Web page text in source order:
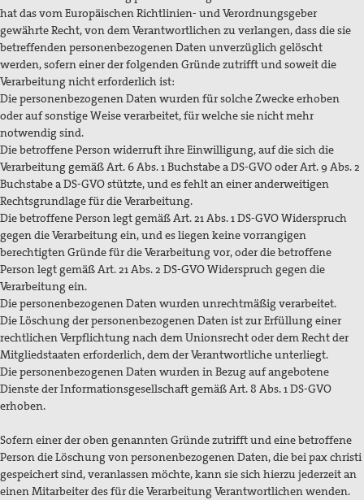
hat das vom Europäischen Richtlinien- und Verordnungsgeber
gewährte Recht, von dem Verantwortlichen zu verlangen, dass die sie
betreffenden personenbezogenen Daten unverzüglich gelöscht
werden, sofern einer der folgenden Gründe zutrifft und soweit die
Verarbeitung nicht erforderlich ist:
Die personenbezogenen Daten wurden für solche Zwecke erhoben
oder auf sonstige Weise verarbeitet, für welche sie nicht mehr
notwendig sind.
Die betroffene Person widerruft ihre Einwilligung, auf die sich die
Verarbeitung gemäß Art. 6 Abs. 1 Buchstabe a DS-GVO oder Art. 9 Abs. 2
Buchstabe a DS-GVO stützte, und es fehlt an einer anderweitigen
Rechtsgrundlage für die Verarbeitung.
Die betroffene Person legt gemäß Art. 21 Abs. 1 DS-GVO Widerspruch
gegen die Verarbeitung ein, und es liegen keine vorrangigen
berechtigten Gründe für die Verarbeitung vor, oder die betroffene
Person legt gemäß Art. 21 Abs. 2 DS-GVO Widerspruch gegen die
Verarbeitung ein.
Die personenbezogenen Daten wurden unrechtmäßig verarbeitet.
Die Löschung der personenbezogenen Daten ist zur Erfüllung einer
rechtlichen Verpflichtung nach dem Unionsrecht oder dem Recht der
Mitgliedstaaten erforderlich, dem der Verantwortliche unterliegt.
Die personenbezogenen Daten wurden in Bezug auf angebotene
Dienste der Informationsgesellschaft gemäß Art. 8 Abs. 1 DS-GVO
erhoben.
Sofern einer der oben genannten Gründe zutrifft und eine betroffene
Person die Löschung von personenbezogenen Daten, die bei pax christi
gespeichert sind, veranlassen möchte, kann sie sich hierzu jederzeit an
einen Mitarbeiter des für die Verarbeitung Verantwortlichen wenden.